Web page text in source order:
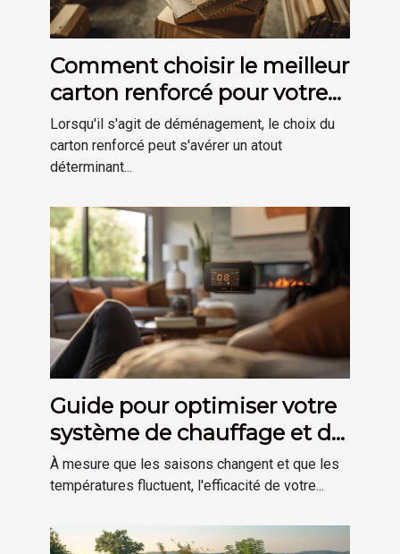
Comment choisir le meilleur
carton renforcé pour votre
déménagement
Lorsqu'il s'agit de déménagement, le choix du
carton renforcé peut s'avérer un atout
déterminant...
Guide pour optimiser votre
système de chauffage et de
plomberie à domicile
À mesure que les saisons changent et que les
températures fluctuent, l'efficacité de votre...